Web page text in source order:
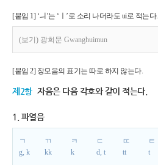
[붙임 1] ‘ㅢ’는 ‘ㅣ’로 소리 나더라도 ui로 적는다.
(보기) 광희문 Gwanghuimun
[붙임 2] 장모음의 표기는 따로 하지 않는다.
제2항 자음은 다음 각호와 같이 적는다.
1. 파열음
ㄱ
g, k
ㄲ
kk
ㅋ
k
ㄷ
d, t
ㄸ
tt
ㅌ
t